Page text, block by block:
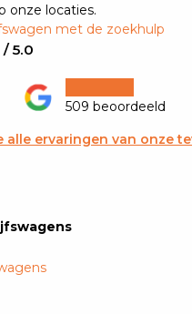
onze locaties.
met de zoekhulp
5.0
509 beoordeeld
alle ervaringen van onze